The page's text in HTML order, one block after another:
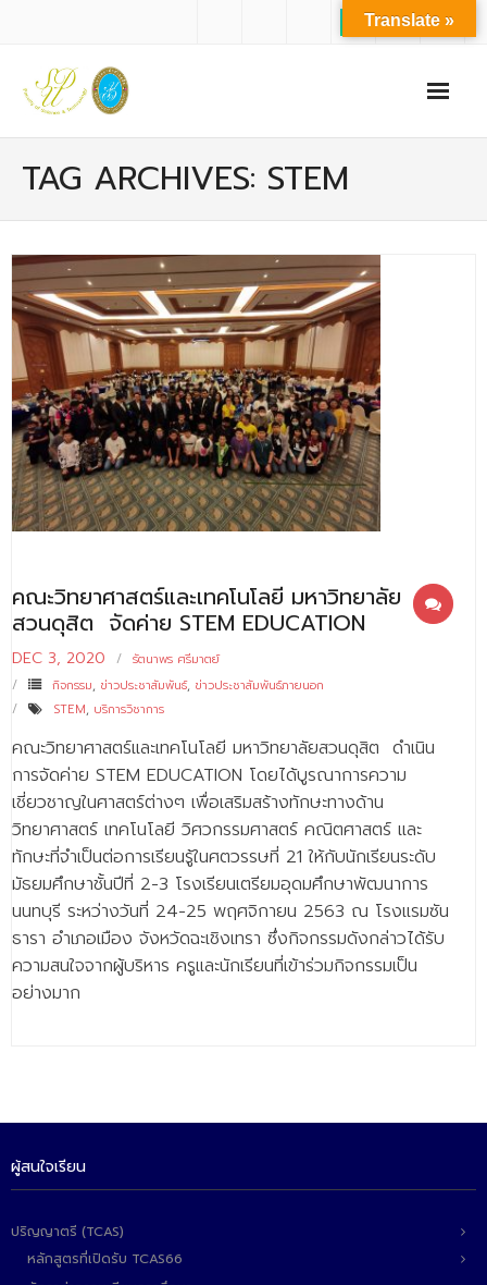
- ปรัชญา วิสัยทัศน์ พันธกิจ ของคณะ
- ประวัติความเป็นมาของคณะ
- บุคลากร
- - สำนักงานคณะวิทยาศาสตร์และเทคโนโลยี
- - บุคลากรวิชาการ
- - บุคลากรสนับสนุน
- วิทยาศาสตรบัณฑิต
- - วิทยาการคอมพิวเตอร์
- - วิทยาศาสตร์เครื่องสำอาง
- - อนามัยสิ่งแวดล้อมและสาธารณภัย
- - วิทยาศาสตร์การแพทย์
- - ความมั่นคงปลอดภัยไซเบอร์
- - อุตสาหกรรมชีวภาพเพื่อธุรกิจ
- ศึกษาศาสตรบัณฑิต
- - วิทยาศาสตร์ทั่วไป
- ศูนย์เครื่องมือปฏิบัติการวิทยาศาสตร์
- ศูนย์ปัญญาประดิษฐ์เพื่อการศึกษา
TAG ARCHIVES: STEM
คณะวิทยาศาสตร์และเทคโนโลยี มหาวิทยาลัย
สวนดุสิต จัดค่าย STEM EDUCATION
DEC 3, 2020
รัตนาพร ศรีมาตย์
กิจกรรม, ข่าวประชาสัมพันธ์, ข่าวประชาสัมพันธ์ภายนอก
STEM, บริการวิชาการ
คณะวิทยาศาสตร์และเทคโนโลยี มหาวิทยาลัยสวนดุสิต ดำเนิน
การจัดค่าย STEM EDUCATION โดยได้บูรณาการความ
เชี่ยวชาญในศาสตร์ต่างๆ เพื่อเสริมสร้างทักษะทางด้าน
วิทยาศาสตร์ เทคโนโลยี วิศวกรรมศาสตร์ คณิตศาสตร์ และ
ทักษะที่จำเป็นต่อการเรียนรู้ในศตวรรษที่ 21 ให้กับนักเรียนระดับ
มัธยมศึกษาชั้นปีที่ 2-3 โรงเรียนเตรียมอุดมศึกษาพัฒนาการ
นนทบุรี ระหว่างวันที่ 24-25 พฤศจิกายน 2563 ณ โรงแรมซัน
ธารา อำเภอเมือง จังหวัดฉะเชิงเทรา ซึ่งกิจกรรมดังกล่าวได้รับ
ความสนใจจากผู้บริหาร ครูและนักเรียนที่เข้าร่วมกิจกรรมเป็น
อย่างมาก
ผู้สนใจเรียน
ปริญญาตรี (TCAS)
หลักสูตรที่เปิดรับ TCAS66
Translate »